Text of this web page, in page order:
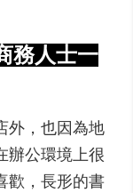
務人士一
外，也因為地
辦公環境上很
歡，長形的書